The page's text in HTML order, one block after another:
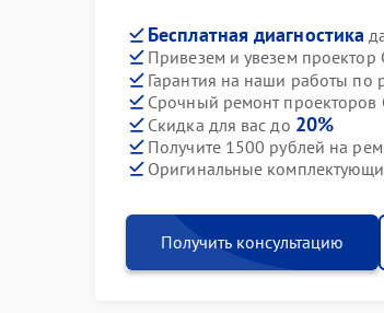
Бесплатная диагностика
Привезем и увезем проектор
Гарантия на наши работы по
Срочный ремонт проекторов
Скидка для вас до 20%
Получите 1500 рублей на
Оригинальные
Получить консультацию